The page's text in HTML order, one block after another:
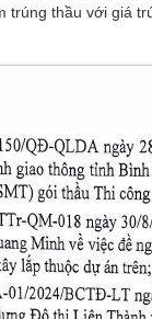
trúng thầu với giá